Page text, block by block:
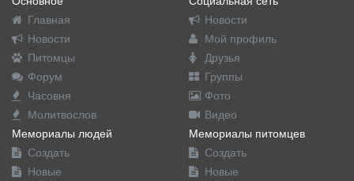
Главная
Новости
Питомцы
Форум
Часовня
Молитвослов
Новости
Мой профиль
Друзья
Группы
Фото
Видео
Мемориалы людей
Создать
Новые
Мемориалы питомцев
Создать
Новые